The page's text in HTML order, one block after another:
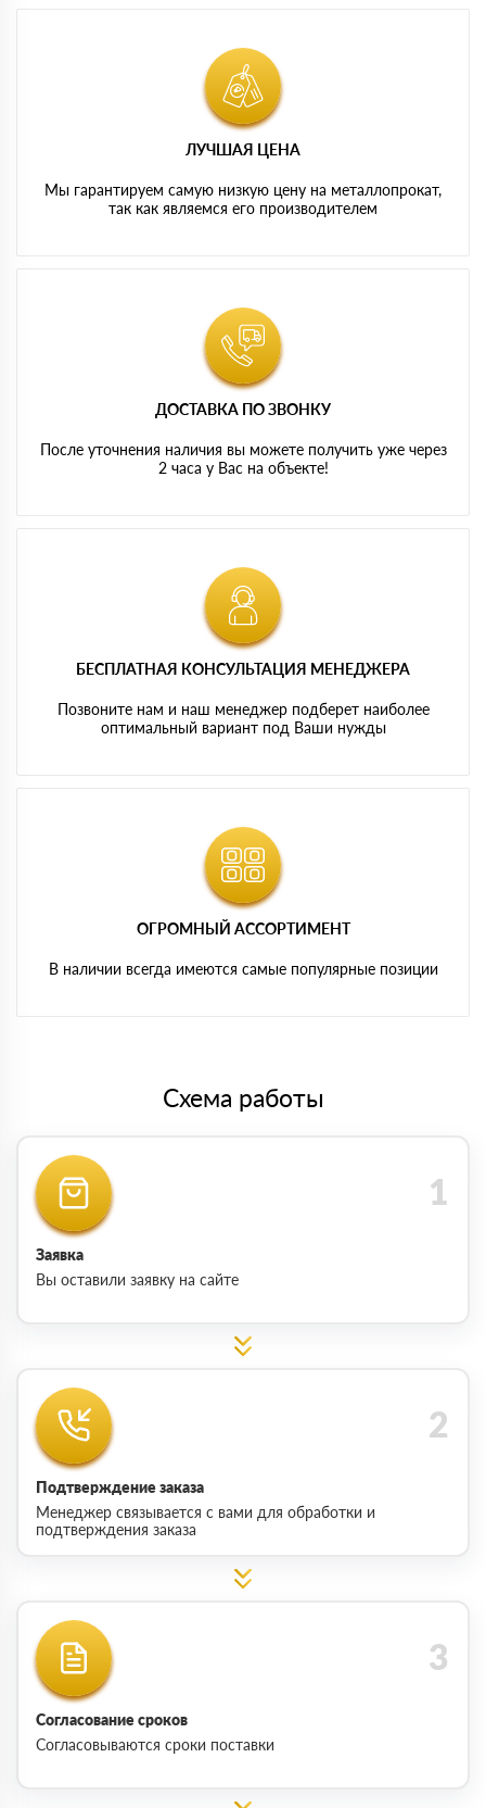
ЛУЧШАЯ ЦЕНА
Мы гарантируем самую низкую цену на металлопрокат,
так как являемся его производителем
ДОСТАВКА ПО ЗВОНКУ
После уточнения наличия вы можете получить уже через
2 часа у Вас на объекте!
БЕСПЛАТНАЯ КОНСУЛЬТАЦИЯ МЕНЕДЖЕРА
Позвоните нам и наш менеджер подберет наиболее
оптимальный вариант под Ваши нужды
ОГРОМНЫЙ АССОРТИМЕНТ
В наличии всегда имеются самые популярные позиции
Схема работы
Заявка
Вы оставили заявку на сайте
Подтверждение заказа
Менеджер связывается с вами для обработки и
подтверждения заказа
Согласование сроков
Согласовываются сроки поставки